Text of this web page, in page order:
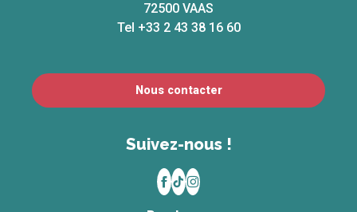
72500 VAAS
Tel +33 2 43 38 16 60
Nous contacter
Suivez-nous !